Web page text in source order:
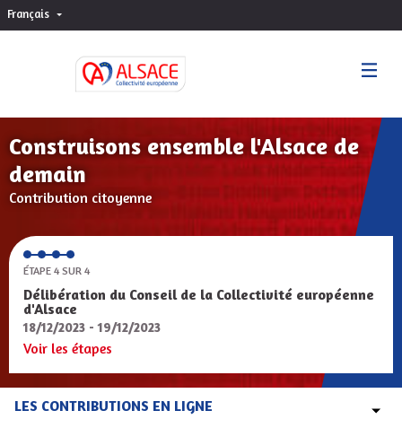
Français Choisir la langue
Construisons ensemble l'Alsace de
demain
Contribution citoyenne
ÉTAPE 4 SUR 4
Délibération du Conseil de la Collectivité européenne
d'Alsace
18/12/2023 - 19/12/2023
Voir les étapes
LES CONTRIBUTIONS EN LIGNE